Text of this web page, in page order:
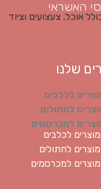
האשראי
שלנו
לכלבים
לחתולים
למכרסמים
מוצרים לכלבים
מוצרים לחתולים
מוצרים למכרסמים